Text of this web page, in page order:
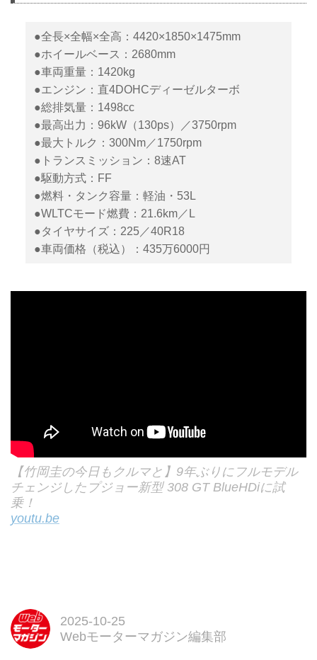
●全長×全幅×全高：4420×1850×1475mm
●ホイールベース：2680mm
●車両重量：1420kg
●エンジン：直4DOHCディーゼルターボ
●総排気量：1498cc
●最高出力：96kW（130ps）／3750rpm
●最大トルク：300Nm／1750rpm
●トランスミッション：8速AT
●駆動方式：FF
●燃料・タンク容量：軽油・53L
●WLTCモード燃費：21.6km／L
●タイヤサイズ：225／40R18
●車両価格（税込）：435万6000円
【竹岡圭の今日もクルマと】9年ぶりにフルモデル
チェンジしたプジョー新型 308 GT BlueHDiに試
乗！
youtu.be
2025-10-25
Webモーターマガジン編集部